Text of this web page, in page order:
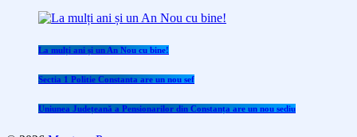
La mulți ani și un An Nou cu bine!
Sectia 1 Politie Constanta are un nou sef
Uniunea Județeană a Pensionarilor din Constanța are un nou sediu